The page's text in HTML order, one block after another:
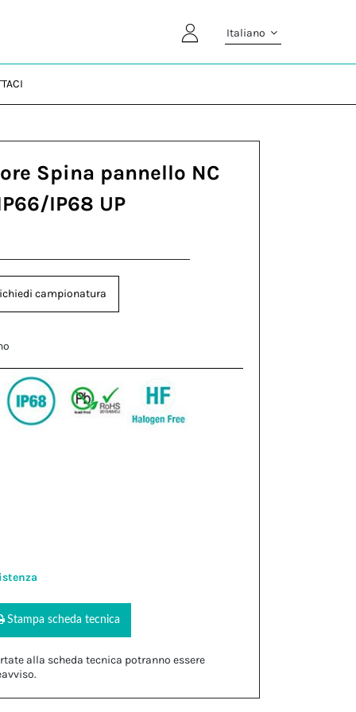
Italiano
Spina pannello NC
IP68 UP
campionatura
Stampa scheda tecnica
alla scheda tecnica potranno essere